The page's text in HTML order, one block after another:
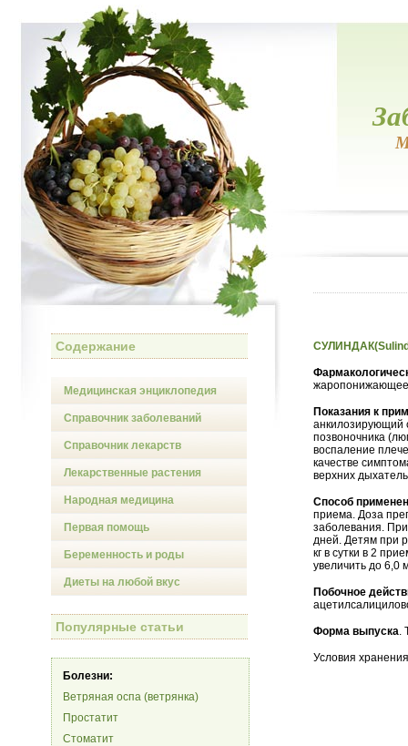
Содержание
Медицинская энциклопедия
Справочник заболеваний
Справочник лекарств
Лекарственные растения
Народная медицина
Первая помощь
Беременность и роды
Диеты на любой вкус
Популярные статьи
Болезни:
Ветряная оспа (ветрянка)
Простатит
Стоматит
жаропонижающее
Показания к
анкилозирующий
позвоночника
воспаление
качестве
верхних
Способ
приема. Доза
заболевания.
дней. Детям при
кг в сутки в 2
увеличить до 6,0
Побочное
Форма выпуска.
Условия